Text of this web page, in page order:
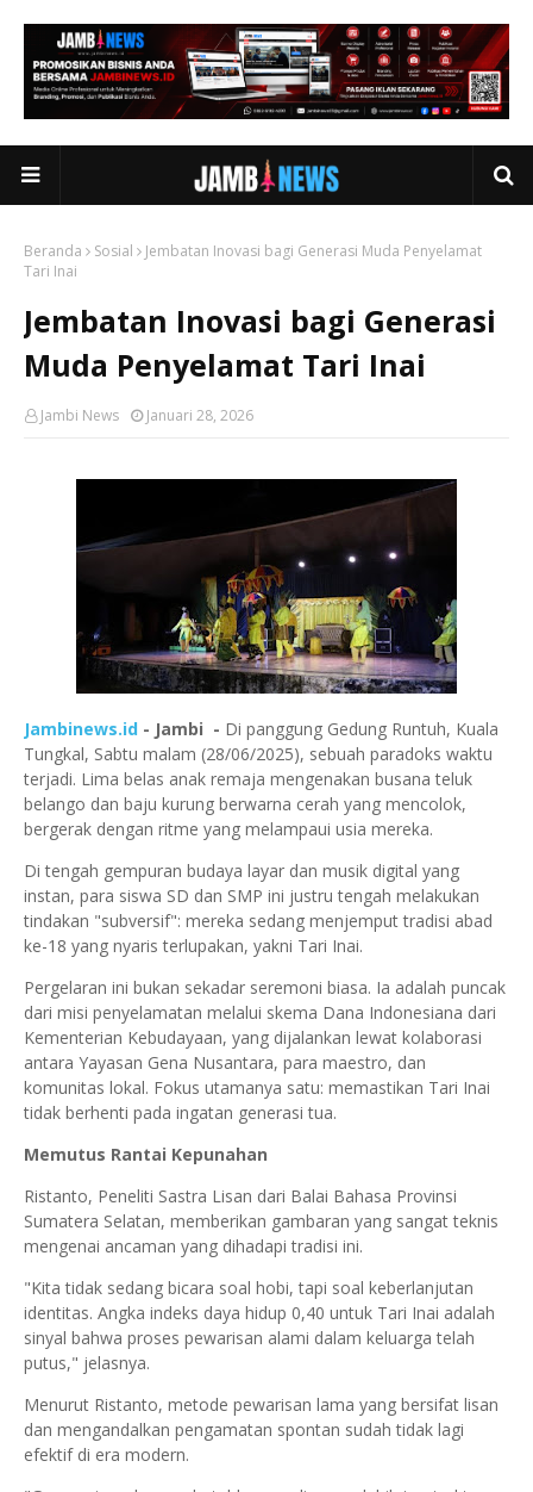
Beranda Sosial
Jembatan Inovasi bagi Generasi Muda Penyelamat
Tari Inai
Jembatan Inovasi bagi Generasi
Muda Penyelamat Tari Inai
Jambi News Januari 28, 2026
Jambinews.id - Jambi - Di panggung Gedung Runtuh, Kuala
Tungkal, Sabtu malam (28/06/2025), sebuah paradoks waktu
terjadi. Lima belas anak remaja mengenakan busana teluk
belango dan baju kurung berwarna cerah yang mencolok,
bergerak dengan ritme yang melampaui usia mereka.
Di tengah gempuran budaya layar dan musik digital yang
instan, para siswa SD dan SMP ini justru tengah melakukan
tindakan "subversif": mereka sedang menjemput tradisi abad
ke-18 yang nyaris terlupakan, yakni Tari Inai.
Pergelaran ini bukan sekadar seremoni biasa. Ia adalah puncak
dari misi penyelamatan melalui skema Dana Indonesiana dari
Kementerian Kebudayaan, yang dijalankan lewat kolaborasi
antara Yayasan Gena Nusantara, para maestro, dan
komunitas lokal. Fokus utamanya satu: memastikan Tari Inai
tidak berhenti pada ingatan generasi tua.
Memutus Rantai Kepunahan
Ristanto, Peneliti Sastra Lisan dari Balai Bahasa Provinsi
Sumatera Selatan, memberikan gambaran yang sangat teknis
mengenai ancaman yang dihadapi tradisi ini.
"Kita tidak sedang bicara soal hobi, tapi soal keberlanjutan
identitas. Angka indeks daya hidup 0,40 untuk Tari Inai adalah
sinyal bahwa proses pewarisan alami dalam keluarga telah
putus," jelasnya.
Menurut Ristanto, metode pewarisan lama yang bersifat lisan
dan mengandalkan pengamatan spontan sudah tidak lagi
efektif di era modern.